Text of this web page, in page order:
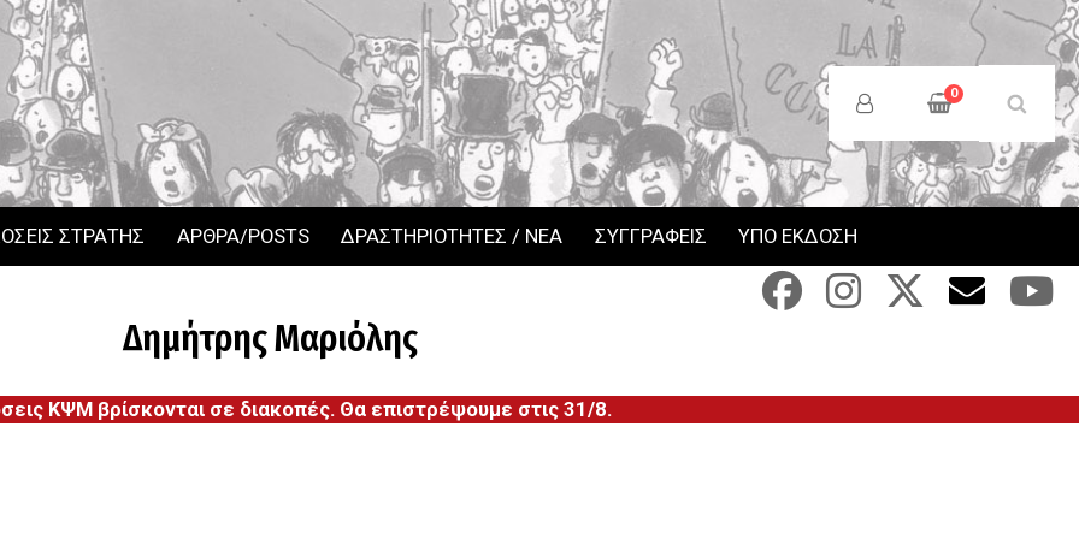
Anonymous
Users
Menu
0
ΣΤΡΑΤΗΣ ΑΡΘΡΑ/POSTS ΔΡΑΣΤΗΡΙΟΤΗΤΕΣ / ΝΕΑ ΣΥΓΓΡΑΦΕΙΣ ΥΠΟ ΕΚΔΟΣΗ
Δημήτρης Μαριόλης
ΚΨΜ βρίσκονται σε διακοπές. Θα επιστρέψουμε στις 31/8.